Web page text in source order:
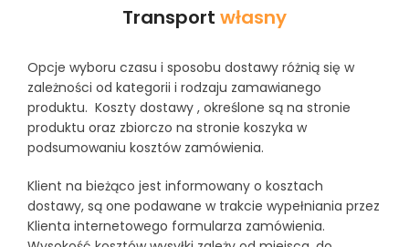
Transport własny
Opcje wyboru czasu i sposobu dostawy różnią się w
zależności od kategorii i rodzaju zamawianego
produktu. Koszty dostawy , określone są na stronie
produktu oraz zbiorczo na stronie koszyka w
podsumowaniu kosztów zamówienia.
Klient na bieżąco jest informowany o kosztach
dostawy, są one podawane w trakcie wypełniania przez
Klienta internetowego formularza zamówienia.